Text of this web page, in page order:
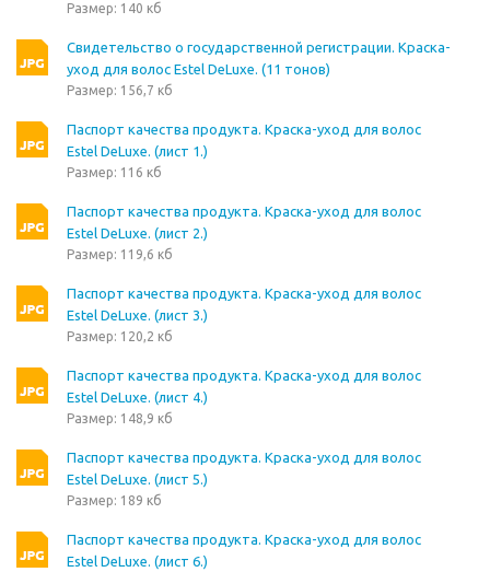
Размер: 140 кб
Свидетельство о государственной регистрации. Краска-
уход для волос Estel DeLuxe. (11 тонов)
Размер: 156,7 кб
Паспорт качества продукта. Краска-уход для волос
Estel DeLuxe. (лист 1.)
Размер: 116 кб
Паспорт качества продукта. Краска-уход для волос
Estel DeLuxe. (лист 2.)
Размер: 119,6 кб
Паспорт качества продукта. Краска-уход для волос
Estel DeLuxe. (лист 3.)
Размер: 120,2 кб
Паспорт качества продукта. Краска-уход для волос
Estel DeLuxe. (лист 4.)
Размер: 148,9 кб
Паспорт качества продукта. Краска-уход для волос
Estel DeLuxe. (лист 5.)
Размер: 189 кб
Паспорт качества продукта. Краска-уход для волос
Estel DeLuxe. (лист 6.)